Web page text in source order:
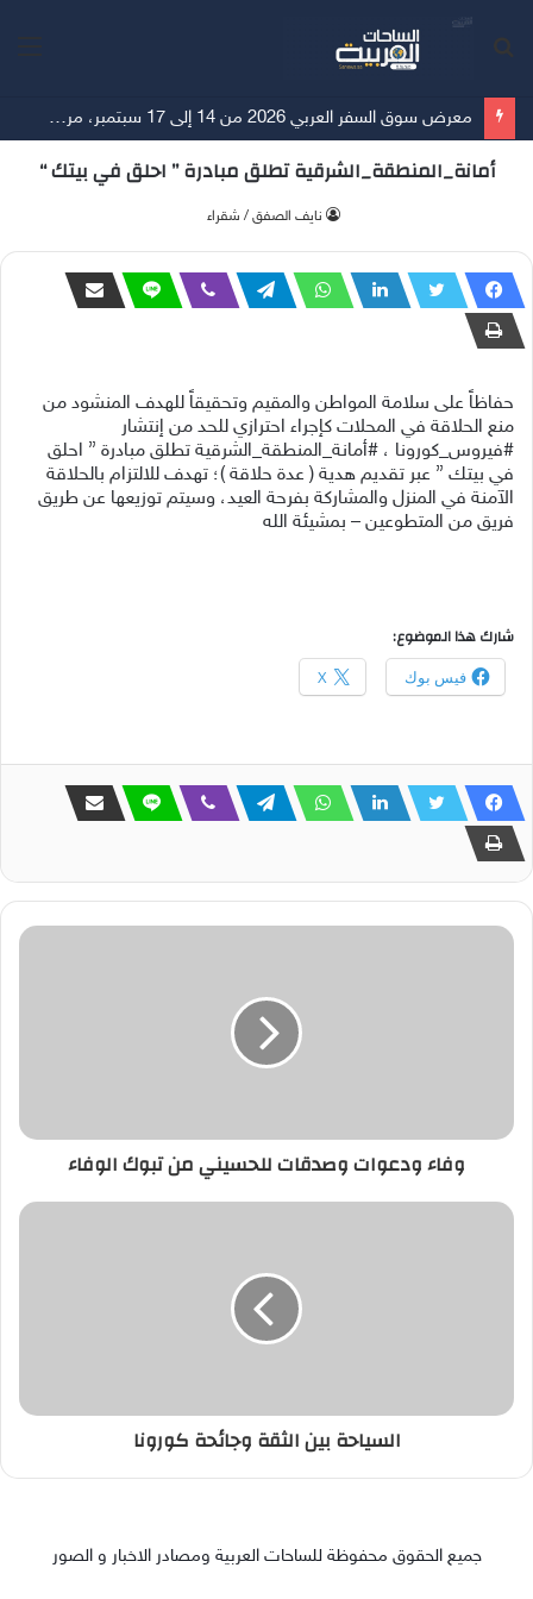
معرض سوق السفر العربي 2026 من 14 إلى 17 سبتمبر، مركز دبي التجاري العالمي قطاع السياحة في المنطقة يتطلع إلى انتعاش السوق الصينية قبيل انطلاق فعاليات معرض سوق السفر العربي 2026
أمانة_المنطقة_الشرقية تطلق مبادرة ” احلق في بيتك “
‫نايف الصفق / شقراء
حفاظاً على سلامة المواطن والمقيم وتحقيقاً للهدف المنشود من
منع الحلاقة في المحلات كإجراء احترازي للحد من إنتشار
#فيروس_كورونا ، #أمانة_المنطقة_الشرقية تطلق مبادرة ” احلق
في بيتك ” عبر تقديم هدية ( عدة حلاقة )؛ تهدف للالتزام بالحلاقة
الآمنة في المنزل والمشاركة بفرحة العيد، وسيتم توزيعها عن طريق
فريق من المتطوعين – بمشيئة الله
شارك هذا الموضوع:
فيس بوك X
وفاء ودعوات وصدقات للحسيني من تبوك الوفاء
السياحة بين الثقة وجائحة كورونا
جميع الحقوق محفوظة للساحات العربية ومصادر الاخبار و الصور